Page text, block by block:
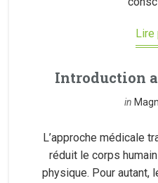
Lire
Introduction
in
L’approche médicale
réduit le corps
physique. Pour autant,